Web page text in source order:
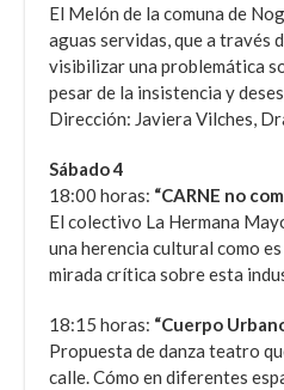
El Melón de la comuna de
aguas servidas, que a través
visibilizar una problemática
pesar de la insistencia y
Dirección: Javiera Vilches,
Sábado 4
18:00 horas: “CARNE no
El colectivo La Hermana
una herencia cultural como
mirada crítica sobre esta
18:15 horas: “Cuerpo
Propuesta de danza teatro
calle. Cómo en diferentes